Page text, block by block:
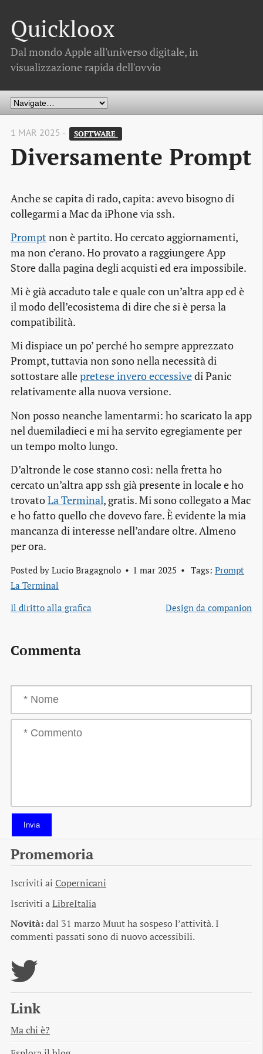
Quickloox
Dal mondo Apple all'universo digitale, in
visualizzazione rapida dell'ovvio
1 MAR 2025 - SOFTWARE
Diversamente Prompt
Anche se capita di rado, capita: avevo bisogno di
collegarmi a Mac da iPhone via ssh.
Promptnon è partito. Ho cercato aggiornamenti,
ma non c’erano. Ho provato a raggiungere App
Store dalla pagina degli acquisti ed era impossibile.
Mi è già accaduto tale e quale con un’altra app ed è
il modo dell’ecosistema di dire che si è persa la
compatibilità.
Mi dispiace un po’ perché ho sempre apprezzato
Prompt, tuttavia non sono nella necessità di
sottostare allepretese invero eccessivedi Panic
relativamente alla nuova versione.
Non posso neanche lamentarmi: ho scaricato la app
nel duemiladieci e mi ha servito egregiamente per
un tempo molto lungo.
D’altronde le cose stanno così: nella fretta ho
cercato un’altra app ssh già presente in locale e ho
trovatoLa Terminal, gratis. Mi sono collegato a Mac
e ho fatto quello che dovevo fare. È evidente la mia
mancanza di interesse nell’andare oltre. Almeno
per ora.
Posted by Lucio Bragagnolo 1 mar 2025 Tags: Prompt
La Terminal
Il diritto alla grafica
Design da companion
Commenta
Invia
Promemoria
Iscriviti ai Copernicani
Iscriviti aLibreItalia
Novità:dal 31 marzo Muut ha sospeso l’attività. I
commenti passati sono di nuovo accessibili.
Link
Ma chi è?